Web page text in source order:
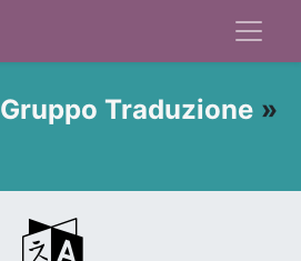
Gruppo Traduzione »